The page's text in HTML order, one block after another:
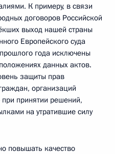
К примеру, в связи
договоров Российской
выход нашей страны
Европейского суда
года исключены
данных актов.
защиты прав
организаций
при принятии решений,
на утратившие силу
повышать качество